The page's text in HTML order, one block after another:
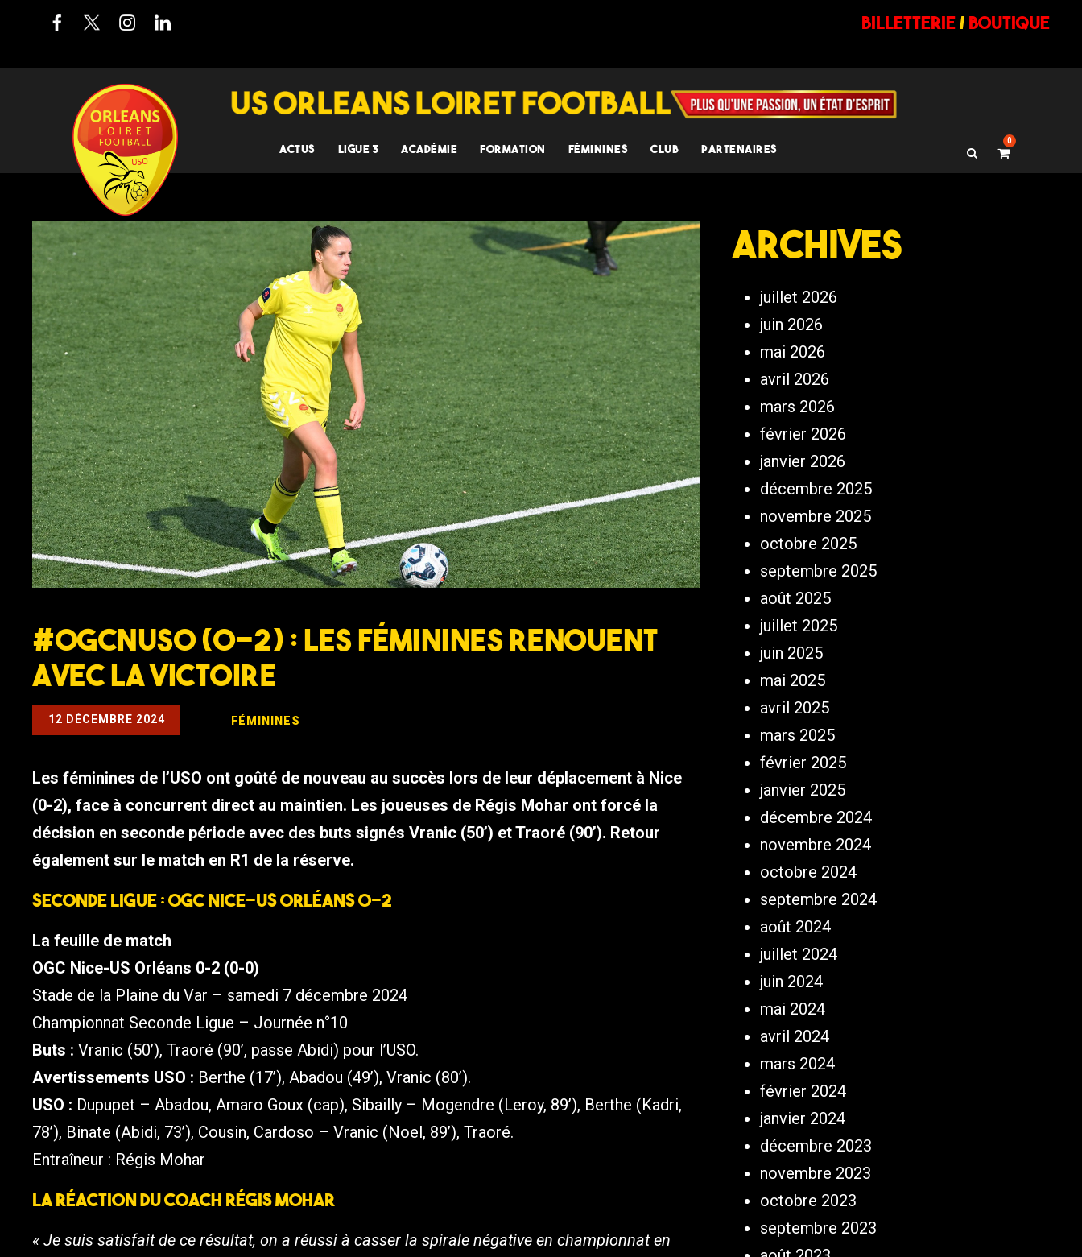
billetterie/ BOUTIQUE
ACTUS LIGUE 3 ACADÉMIE FORMATION FÉMININES CLUB PARTENAIRES
0
#OGCNUSO (0-2) : Les féminines renouent
avec la victoire
12 DÉCEMBRE 2024 FÉMININES
Les féminines de l’USO ont goûté de nouveau au succès lors de leur déplacement à Nice
(0-2), face à concurrent direct au maintien. Les joueuses de Régis Mohar ont forcé la
décision en seconde période avec des buts signés Vranic (50’) et Traoré (90’). Retour
également sur le match en R1 de la réserve.
Seconde Ligue : OGC Nice-US Orléans 0-2
La feuille de match
OGC Nice-US Orléans 0-2 (0-0)
Stade de la Plaine du Var – samedi 7 décembre 2024
Championnat Seconde Ligue – Journée n°10
Buts : Vranic (50’), Traoré (90’, passe Abidi) pour l’USO.
Avertissements USO : Berthe (17’), Abadou (49’), Vranic (80’).
USO : Dupupet – Abadou, Amaro Goux (cap), Sibailly – Mogendre (Leroy, 89’), Berthe (Kadri,
78’), Binate (Abidi, 73’), Cousin, Cardoso – Vranic (Noel, 89’), Traoré.
Entraîneur : Régis Mohar
La réaction du coach Régis Mohar
« Je suis satisfait de ce résultat, on a réussi à casser la spirale négative en championnat en
Archives
juillet 2026
juin 2026
mai 2026
avril 2026
mars 2026
février 2026
janvier 2026
décembre 2025
novembre 2025
octobre 2025
septembre 2025
août 2025
juillet 2025
juin 2025
mai 2025
avril 2025
mars 2025
février 2025
janvier 2025
décembre 2024
novembre 2024
octobre 2024
septembre 2024
août 2024
juillet 2024
juin 2024
mai 2024
avril 2024
mars 2024
février 2024
janvier 2024
décembre 2023
novembre 2023
octobre 2023
septembre 2023